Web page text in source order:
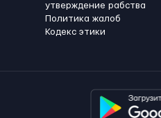
утверждение рабства
Политика жалоб
Кодекс этики